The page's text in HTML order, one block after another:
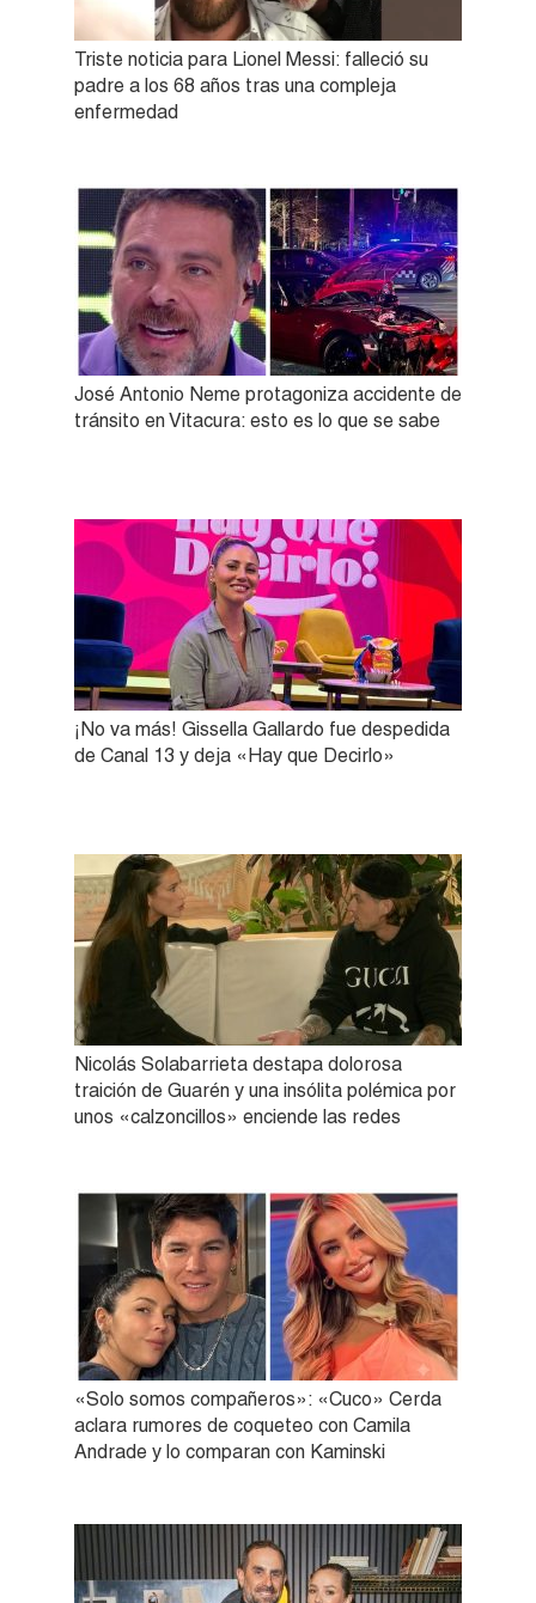
Triste noticia para Lionel Messi: falleció su
padre a los 68 años tras una compleja
enfermedad
José Antonio Neme protagoniza accidente de
tránsito en Vitacura: esto es lo que se sabe
¡No va más! Gissella Gallardo fue despedida
de Canal 13 y deja «Hay que Decirlo»
Nicolás Solabarrieta destapa dolorosa
traición de Guarén y una insólita polémica por
unos «calzoncillos» enciende las redes
«Solo somos compañeros»: «Cuco» Cerda
aclara rumores de coqueteo con Camila
Andrade y lo comparan con Kaminski